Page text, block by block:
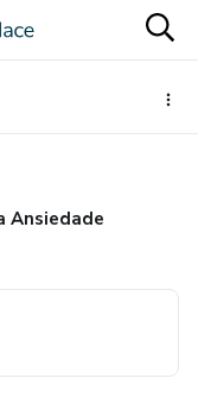
Ansiedade